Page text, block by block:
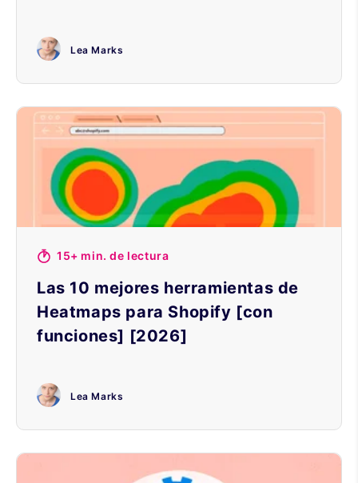
Lea Marks
15+ min. de lectura
Las 10 mejores herramientas de
Heatmaps para Shopify [con
funciones] [2026]
Lea Marks